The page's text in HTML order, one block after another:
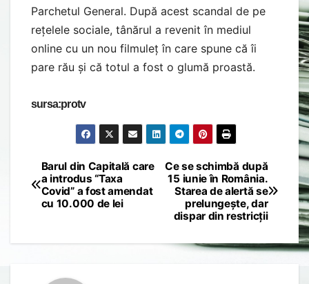
Parchetul General. După acest scandal de pe
rețelele sociale, tânărul a revenit în mediul
online cu un nou filmuleț în care spune că îi
pare rău și că totul a fost o glumă proastă.
sursa:protv
Post
navigation
Ce se schimbă după
15 iunie în România.
Starea de alertă se
prelungește, dar
dispar din restricții
Barul din Capitală care
a introdus “Taxa
Covid” a fost amendat
cu 10.000 de lei